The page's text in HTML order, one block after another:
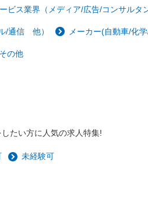
ビス業界（メディア/広告/コンサル
/通信 他） メーカー(自動車/化
その他
たい方に人気の求人特集!
未経験可